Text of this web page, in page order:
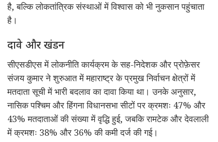
है, बल्कि लोकतांत्रिक संस्थाओं में विश्वास को भी नुकसान पहुंचाता
है।
दावे और खंडन
सीएसडीएस में लोकनीति कार्यक्रम के सह-निदेशक और प्रोफ़ेसर
संजय कुमार ने शुरुआत में महाराष्ट्र के प्रमुख निर्वाचन क्षेत्रों में
मतदाता सूची में भारी बदलाव का दावा किया था। उनके अनुसार,
नासिक पश्चिम और हिंगना विधानसभा सीटों पर क्रमशः 47% और
43% मतदाताओं की संख्या में वृद्धि हुई, जबकि रामटेक और देवलाली
में क्रमशः 38% और 36% की कमी दर्ज की गई।